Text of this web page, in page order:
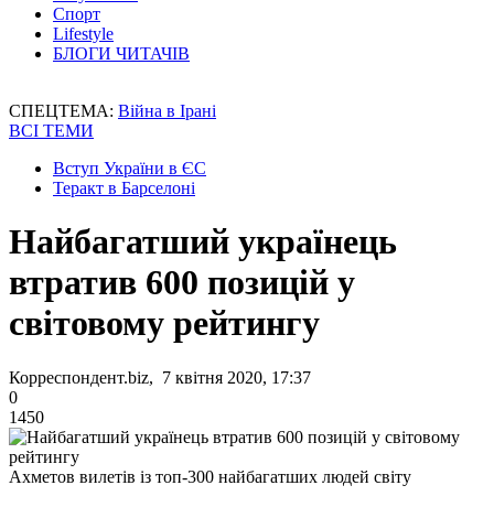
Спорт
Lifestyle
БЛОГИ ЧИТАЧІВ
СПЕЦТЕМА: Війна в Ірані
ВСІ ТЕМИ
Вступ України в ЄС
Теракт в Барселоні
Найбагатший українець
втратив 600 позицій у
світовому рейтингу
Корреспондент.biz, 7 квітня 2020, 17:37
0
1450
Ахметов вилетів із топ-300 найбагатших людей світу